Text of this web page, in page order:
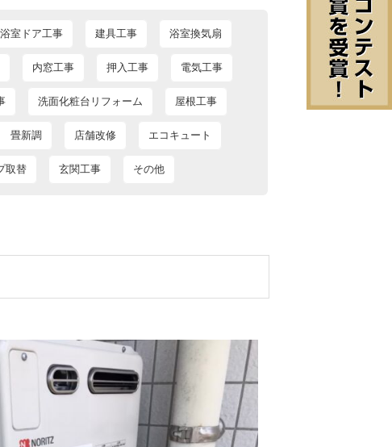
浴室ドア工事 建具工事 浴室換気扇
内窓工事 押入工事 電気工事
洗面化粧台リフォーム 屋根工事
畳新調 店舗改修 エコキュート
取替 玄関工事 その他